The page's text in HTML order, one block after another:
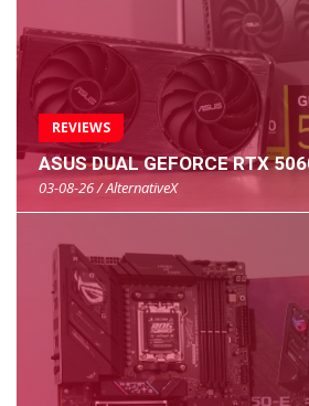
REVIEWS
ASUS DUAL GEFORCE RTX
03-08-26 / AlternativeX